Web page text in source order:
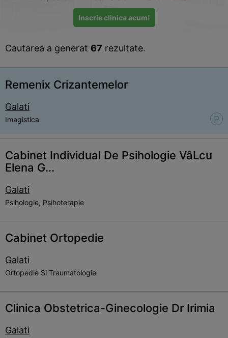
Inscrie clinica acum!
Cautarea a generat 67 rezultate.
Remenix Crizantemelor
Galati
Imagistica P
Cabinet Individual De Psihologie VâLcu
Elena G...
Galati
Psihologie, Psihoterapie
Cabinet Ortopedie
Galati
Ortopedie Si Traumatologie
Clinica Obstetrica-Ginecologie Dr Irimia
Galati